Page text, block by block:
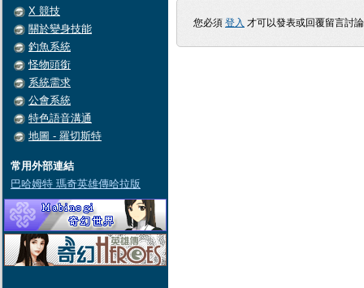
X 競技
關於變身技能
釣魚系統
怪物頭銜
系統需求
公會系統
特色語音溝通
地圖 - 羅切斯特
常用外部連結
巴哈姆特 瑪奇英雄傳哈拉版
您必須 登入 才可以發表或回覆留言討